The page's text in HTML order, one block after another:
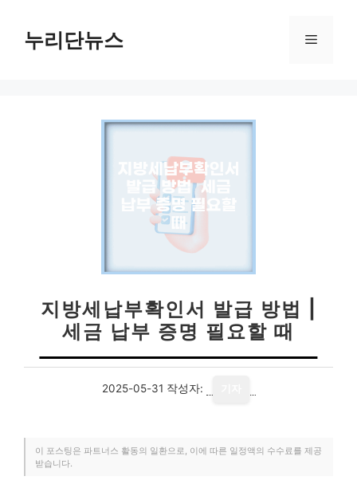
누리단뉴스 메
지방세납부확인서 발급 방법 |
세금 납부 증명 필요할 때
2025-05-31 작성자:
이 포스팅은 파트너스 활동의 일환으로, 이에 따른 일정액의 수수료를 제공
받습니다.